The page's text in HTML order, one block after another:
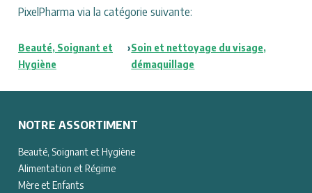
PixelPharma via la catégorie suivante:
Beauté, Soignant et
Hygiène
›Soin et nettoyage du visage,
démaquillage
NOTRE ASSORTIMENT
Beauté, Soignant et Hygiène
Alimentation et Régime
Mère et Enfants